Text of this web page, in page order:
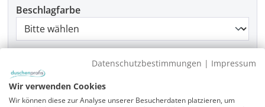
Beschlagfarbe
Datenschutzbestimmungen | Impressum
Wir verwenden Cookies
Wir können diese zur Analyse unserer Besucherdaten platzieren, um